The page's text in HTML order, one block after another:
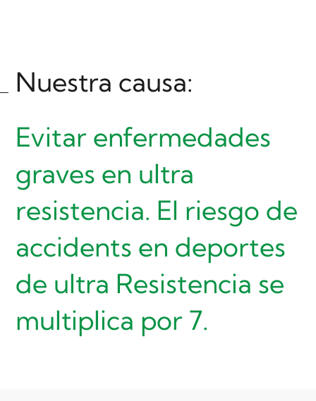
Nuestra causa:
Evitar enfermedades
graves en ultra
resistencia. El riesgo de
accidents en deportes
de ultra Resistencia se
multiplica por 7.